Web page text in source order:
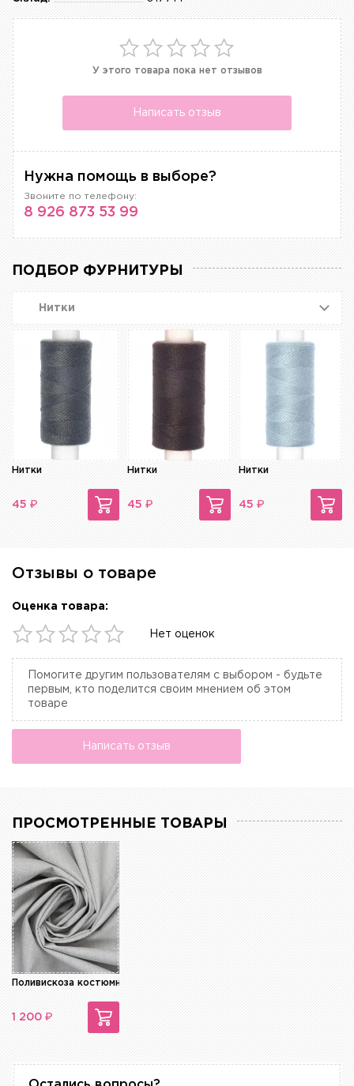
У этого товара пока нет отзывов
Написать отзыв
Нужна помощь в выборе?
Звоните по телефону:
8 926 873 53 99
ПОДБОР ФУРНИТУРЫ
Нитки
Нитки
45 ₽
Нитки
45 ₽
Нитки
45 ₽
Отзывы о товаре
Оценка товара:
Нет оценок
Помогите другим пользователям с выбором - будьте
первым, кто поделится своим мнением об этом
товаре
Написать отзыв
ПРОСМОТРЕННЫЕ ТОВАРЫ
Поливискоза костюмная Тиар
1 200 ₽